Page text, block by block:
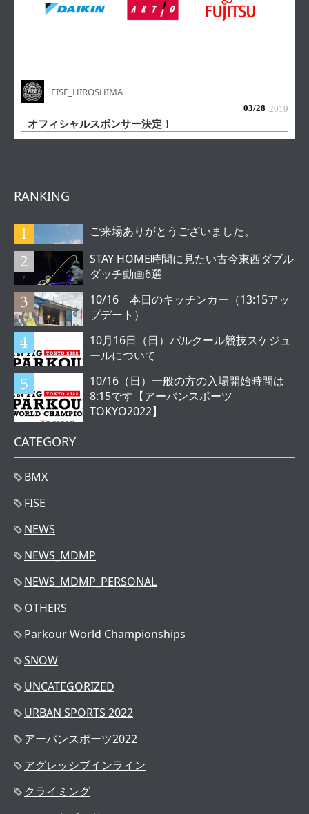
FISE_HIROSHIMA
03/28 2019
オフィシャルスポンサー決定！
RANKING
ご来場ありがとうございました。
STAY HOME時間に見たい古今東西ダブル
ダッチ動画6選
10/16 本日のキッチンカー（13:15アッ
プデート）
10月16日（日）パルクール競技スケジュ
ールについて
10/16（日）一般の方の入場開始時間は
8:15です【アーバンスポーツ
TOKYO2022】
CATEGORY
BMX
FISE
NEWS
NEWS_MDMP
NEWS_MDMP_PERSONAL
OTHERS
Parkour World Championships
SNOW
UNCATEGORIZED
URBAN SPORTS 2022
アーバンスポーツ2022
アグレッシブインライン
クライミング